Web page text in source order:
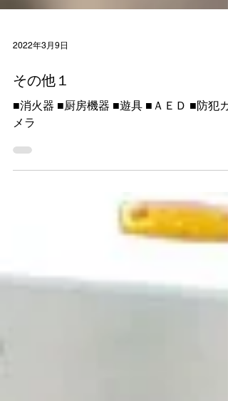
その他１
■消火器 ■厨房機器 ■遊具 ■ＡＥＤ ■防犯カ
メラ